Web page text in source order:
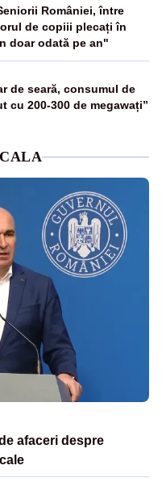
României, între
de copiii plecați în
doar odată pe an"
de seară, consumul de
cu 200-300 de megawați”
afaceri despre